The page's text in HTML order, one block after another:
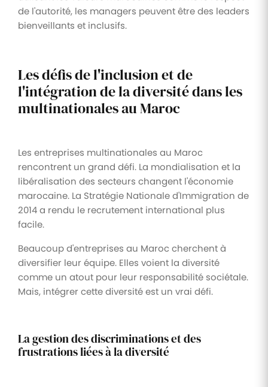
de l'autorité, les managers peuvent être des leaders
bienveillants et inclusifs.
Les défis de l'inclusion et de
l'intégration de la diversité dans les
multinationales au Maroc
Les entreprises multinationales au Maroc
rencontrent un grand défi. La mondialisation et la
libéralisation des secteurs changent l'économie
marocaine. La Stratégie Nationale d'Immigration de
2014 a rendu le recrutement international plus
facile.
Beaucoup d'entreprises au Maroc cherchent à
diversifier leur équipe. Elles voient la diversité
comme un atout pour leur responsabilité sociétale.
Mais, intégrer cette diversité est un vrai défi.
La gestion des discriminations et des
frustrations liées à la diversité